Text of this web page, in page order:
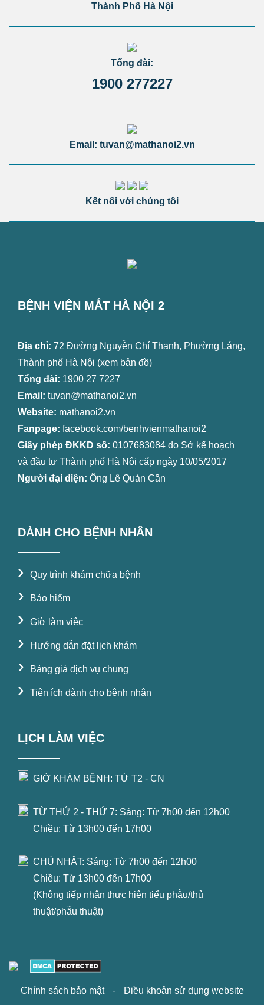
Thành Phố Hà Nội
Tổng đài:
1900 277227
Email: tuvan@mathanoi2.vn
Kết nối với chúng tôi
BỆNH VIỆN MẮT HÀ NỘI 2
Địa chỉ: 72 Đường Nguyễn Chí Thanh, Phường Láng,
Thành phố Hà Nội (xem bản đồ)
Tổng đài: 1900 27 7227
Email: tuvan@mathanoi2.vn
Website: mathanoi2.vn
Fanpage: facebook.com/benhvienmathanoi2
Giấy phép ĐKKD số: 0107683084 do Sở kế hoạch
và đầu tư Thành phố Hà Nội cấp ngày 10/05/2017
Người đại diện: Ông Lê Quản Cần
DÀNH CHO BỆNH NHÂN
› Quy trình khám chữa bệnh
› Bảo hiểm
› Giờ làm việc
› Hướng dẫn đặt lịch khám
› Bảng giá dịch vụ chung
› Tiện ích dành cho bệnh nhân
LỊCH LÀM VIỆC
GIỜ KHÁM BỆNH: TỪ T2 - CN
TỪ THỨ 2 - THỨ 7: Sáng: Từ 7h00 đến 12h00
Chiều: Từ 13h00 đến 17h00
CHỦ NHẬT: Sáng: Từ 7h00 đến 12h00
Chiều: Từ 13h00 đến 17h00
(Không tiếp nhận thực hiện tiểu phẫu/thủ
thuật/phẫu thuật)
Chính sách bảo mật - Điều khoản sử dụng website